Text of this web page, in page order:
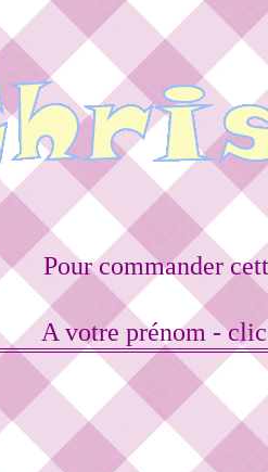
Pour commander
A votre prénom -